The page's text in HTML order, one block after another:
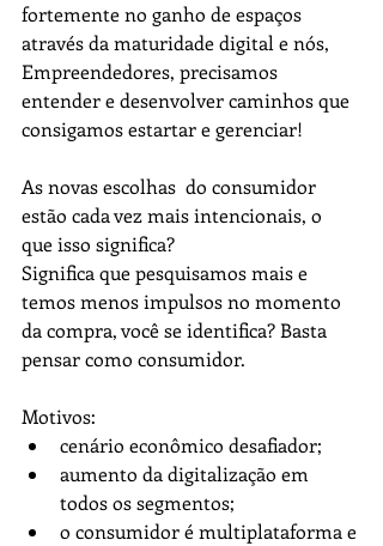
fortemente no ganho de espaços
através da maturidade digital e nós,
Empreendedores, precisamos
entender e desenvolver caminhos que
consigamos estartar e gerenciar!
As novas escolhas  do consumidor
estão cada vez mais intencionais, o
que isso significa?
Significa que pesquisamos mais e
temos menos impulsos no momento
da compra, você se identifica? Basta
pensar como consumidor.
Motivos:
cenário econômico desafiador;
aumento da digitalização em
todos os segmentos;
o consumidor é multiplataforma e